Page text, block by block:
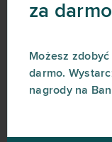
za
Możesz
darmo.
nagrody na